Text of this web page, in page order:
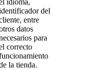
idioma,
del
entre
datos
para
correcto
la tienda.